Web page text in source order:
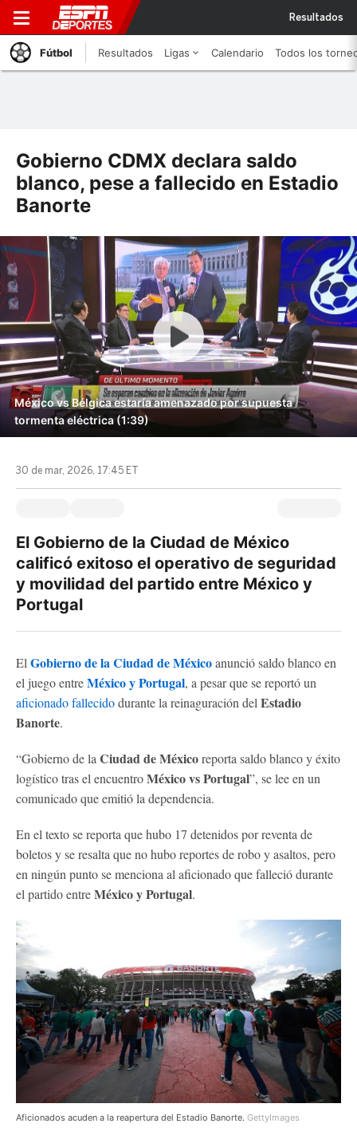
Resultados
Fútbol Resultados Ligas Calendario Todos los
Gobierno CDMX declara saldo
blanco, pese a fallecido en Estadio
Banorte
México vs Bélgica estaría amenazado por supuesta
tormenta eléctrica (1:39)
30 de mar, 2026, 17:45 ET
El Gobierno de la Ciudad de México
calificó exitoso el operativo de seguridad
y movilidad del partido entre México y
Portugal
El Gobierno de la Ciudad de Méxicoanunció saldo blanco en
el juego entreMéxico y Portugal, a pesar que se reportó un
aficionado fallecidodurante la reinaguración del Estadio
Banorte.
“Gobierno de la Ciudad de Méxicoreporta saldo blanco y éxito
logístico tras el encuentroMéxico vs Portugal”, se lee en un
comunicado que emitió la dependencia.
En el texto se reporta que hubo 17 detenidos por reventa de
boletos y se resalta que no hubo reportes de robo y asaltos, pero
en ningún punto se menciona al aficionado que falleció durante
el partido entreMéxico y Portugal.
Aficionados acuden a la reapertura del Estadio Banorte. GettyImages